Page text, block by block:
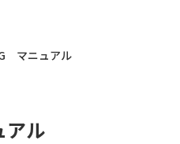
マニュアル
ル